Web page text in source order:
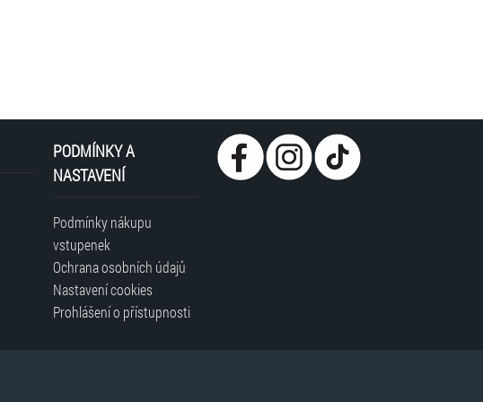
PODMÍNKY A
NASTAVENÍ
Podmínky nákupu
vstupenek
Ochrana osobních údajů
Nastavení cookies
Prohlášení o přístupnosti